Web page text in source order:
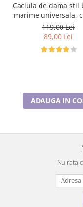
Caciula de dama stil
marime universala,
roz, BELLA
119,00 Lei
89,00 Lei
ADAUGA IN
Nu rata